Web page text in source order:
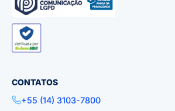
CONTATOS
+55 (14) 3103-7800